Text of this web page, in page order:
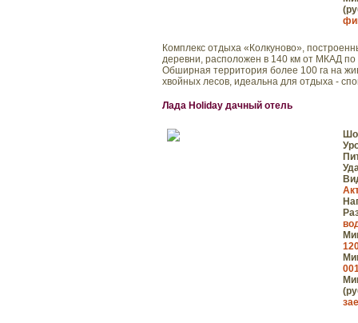
Комплекс отдыха «Колкуново»,
деревни, расположен в 140 км от МКАД
Обширная территория более 100 га на
хвойных лесов, идеальна для отдыха -
Лада Holiday дачный отель